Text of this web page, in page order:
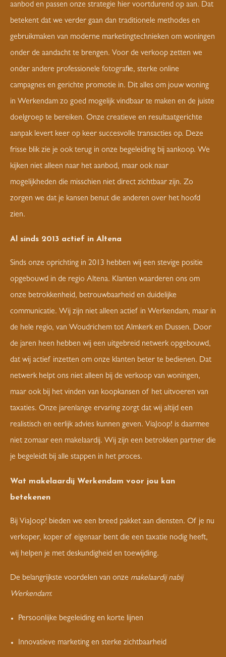
aanbod en passen onze strategie hier voortdurend op aan. Dat
betekent dat we verder gaan dan traditionele methodes en
gebruikmaken van moderne marketingtechnieken om woningen
onder de aandacht te brengen. Voor de verkoop zetten we
onder andere professionele fotografie, sterke online
campagnes en gerichte promotie in. Dit alles om jouw woning
in Werkendam zo goed mogelijk vindbaar te maken en de juiste
doelgroep te bereiken. Onze creatieve en resultaatgerichte
aanpak levert keer op keer succesvolle transacties op. Deze
frisse blik zie je ook terug in onze begeleiding bij aankoop. We
kijken niet alleen naar het aanbod, maar ook naar
mogelijkheden die misschien niet direct zichtbaar zijn. Zo
zorgen we dat je kansen benut die anderen over het hoofd
zien.
Al sinds 2013 actief in Altena
Sinds onze oprichting in 2013 hebben wij een stevige positie
opgebouwd in de regio Altena. Klanten waarderen ons om
onze betrokkenheid, betrouwbaarheid en duidelijke
communicatie. Wij zijn niet alleen actief in Werkendam, maar in
de hele regio, van Woudrichem tot Almkerk en Dussen. Door
de jaren heen hebben wij een uitgebreid netwerk opgebouwd,
dat wij actief inzetten om onze klanten beter te bedienen. Dat
netwerk helpt ons niet alleen bij de verkoop van woningen,
maar ook bij het vinden van koopkansen of het uitvoeren van
taxaties. Onze jarenlange ervaring zorgt dat wij altijd een
realistisch en eerlijk advies kunnen geven. ViaJoop! is daarmee
niet zomaar een makelaardij. Wij zijn een betrokken partner die
je begeleidt bij alle stappen in het proces.
Wat makelaardij Werkendam voor jou kan
betekenen
Bij ViaJoop! bieden we een breed pakket aan diensten. Of je nu
verkoper, koper of eigenaar bent die een taxatie nodig heeft,
wij helpen je met deskundigheid en toewijding.
De belangrijkste voordelen van onze makelaardij nabij
Werkendam:
Persoonlijke begeleiding en korte lijnen
Innovatieve marketing en sterke zichtbaarheid